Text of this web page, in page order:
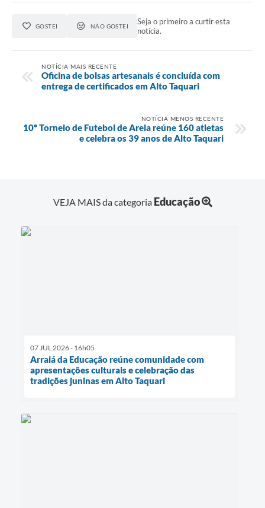
GOSTEI NÃO GOSTEI
Seja o primeiro a curtir esta
notícia.
NOTÍCIA MAIS RECENTE
Oficina de bolsas artesanais é concluída com
entrega de certificados em Alto Taquari
NOTÍCIA MENOS RECENTE
10º Torneio de Futebol de Areia reúne 160 atletas
e celebra os 39 anos de Alto Taquari
VEJA MAIS da categoria Educação
07 JUL 2026 - 16h05
Arraiá da Educação reúne comunidade com
apresentações culturais e celebração das
tradições juninas em Alto Taquari